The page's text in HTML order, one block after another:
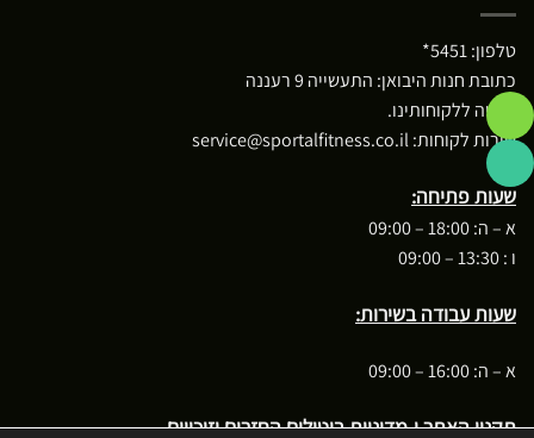
טלפון:5451*
כתובת חנות היבואן: התעשייה 9 רעננה
*חניה ללקוחותינו.
שירות לקוחות:service@sportalfitness.co.il
שעות פתיחה:
א – ה: 18:00 – 09:00
ו : 13:30 – 09:00
שעות עבודה בשירות:
א – ה: 16:00 – 09:00
תקנון האתר ו-מדיניות ביטולים החזרים וזיכויים